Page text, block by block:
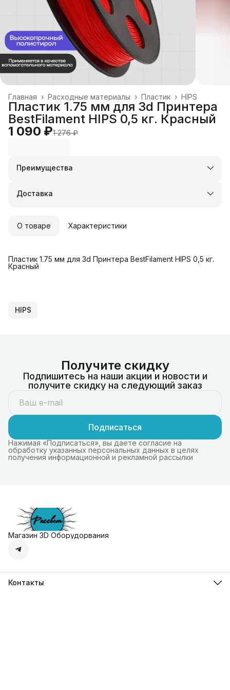
HIPS
Пластик ›
Расходные материалы ›
Главная ›
Пластик 1.75 мм для 3d Принтера
BestFilament HIPS 0,5 кг. Красный
1 090 ₽1 276 ₽
Преимущества
Оплата частями в Сплит
Удобный возврат
Доставка
О товаре Характеристики
Пластик 1.75 мм для 3d Принтера BestFilament HIPS 0,5 кг.
Красный
HIPS
Получите скидку
Подпишитесь на наши акции и новости и
получите скидку на следующий заказ
Подписаться
Нажимая «Подписаться», вы даете согласие на
обработку указанных персональных данных в целях
получения информационной и рекламной рассылки
Магазин 3D Оборудорвания
Контакты